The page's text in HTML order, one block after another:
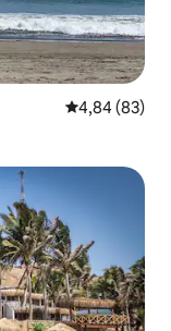
Évaluation
4,84 (83)